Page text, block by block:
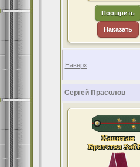
Поощрить
Наказать
Наверх
Сергей Прасолов